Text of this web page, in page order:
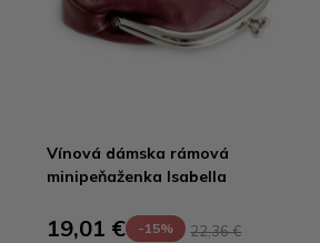
Vínová dámska rámová
minipeňaženka Isabella
19,01 € -15% 22,36 €